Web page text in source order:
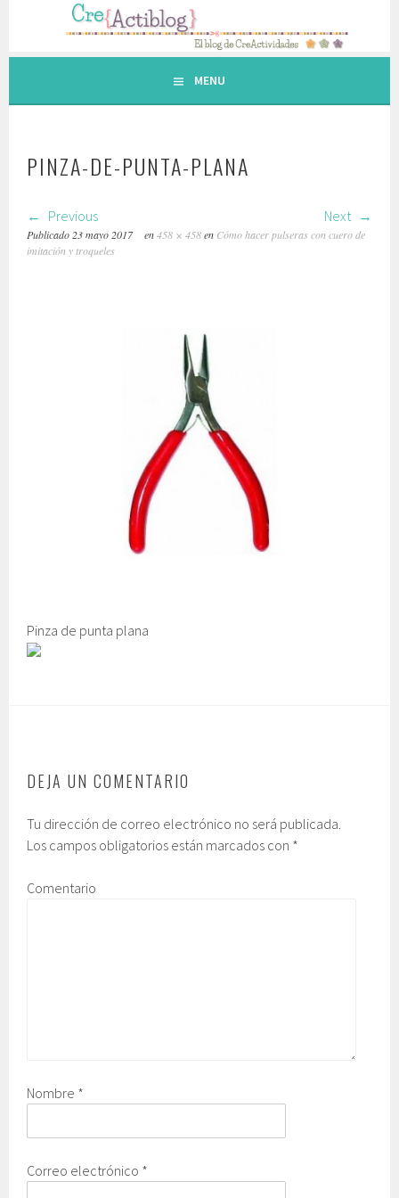
contenido.
MENU
PINZA-DE-PUNTA-PLANA
Previous Next
Publicado 23 mayo 2017 en458 × 458en Cómo hacer pulseras con cuero de
imitación y troqueles
Pinza de punta plana
DEJA UN COMENTARIO
Tu dirección de correo electrónico no será publicada.
Los campos obligatorios están marcados con *
Comentario
Nombre *
Correo electrónico *